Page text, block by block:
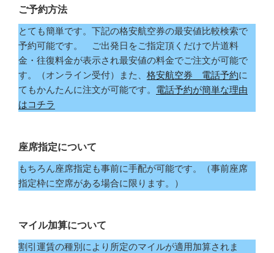
ご予約方法
とても簡単です。下記の格安航空券の最安値比較検索で
予約可能です。 ご出発日をご指定頂くだけで片道料
金・往復料金が表示され最安値の料金でご注文が可能で
す。（オンライン受付）また、 格安航空券 電話予約に
てもかんたんに注文が可能です。 電話予約が簡単な理由
はコチラ
座席指定について
もちろん座席指定も事前に手配が可能です。（事前座席
指定枠に空席がある場合に限ります。）
マイル加算について
割引運賃の種別により所定のマイルが適用加算されま